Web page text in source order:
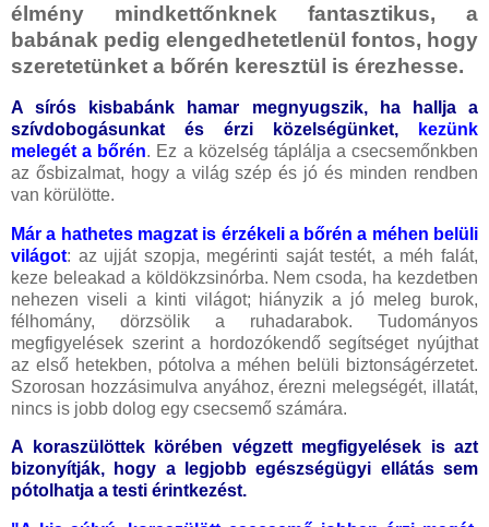
élmény mindkettőnknek fantasztikus, a
babának pedig elengedhetetlenül fontos, hogy
szeretetünket a bőrén keresztül is érezhesse.
A sírós kisbabánk hamar megnyugszik, ha hallja a
szívdobogásunkat és érzi közelségünket,
kezünk
melegét a bőrén. Ez a közelség táplálja a csecsemőnkben
az ősbizalmat, hogy a világ szép és jó és minden rendben
van körülötte.
Már a hathetes magzat is érzékeli a bőrén a méhen belüli
világot: az ujját szopja, megérinti saját testét, a méh falát,
keze beleakad a köldökzsinórba. Nem csoda, ha kezdetben
nehezen viseli a kinti világot; hiányzik a jó meleg burok,
félhomány, dörzsölik a ruhadarabok. Tudományos
megfigyelések szerint a hordozókendő segítséget nyújthat
az első hetekben, pótolva a méhen belüli biztonságérzetet.
Szorosan hozzásimulva anyához, érezni melegségét, illatát,
nincs is jobb dolog egy csecsemő számára.
A koraszülöttek körében végzett megfigyelések is azt
bizonyítják, hogy a legjobb egészségügyi ellátás sem
pótolhatja a testi érintkezést.